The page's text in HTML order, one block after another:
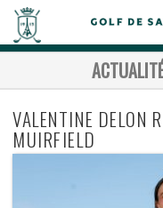
VALENTINE DELON
MUIRFIELD